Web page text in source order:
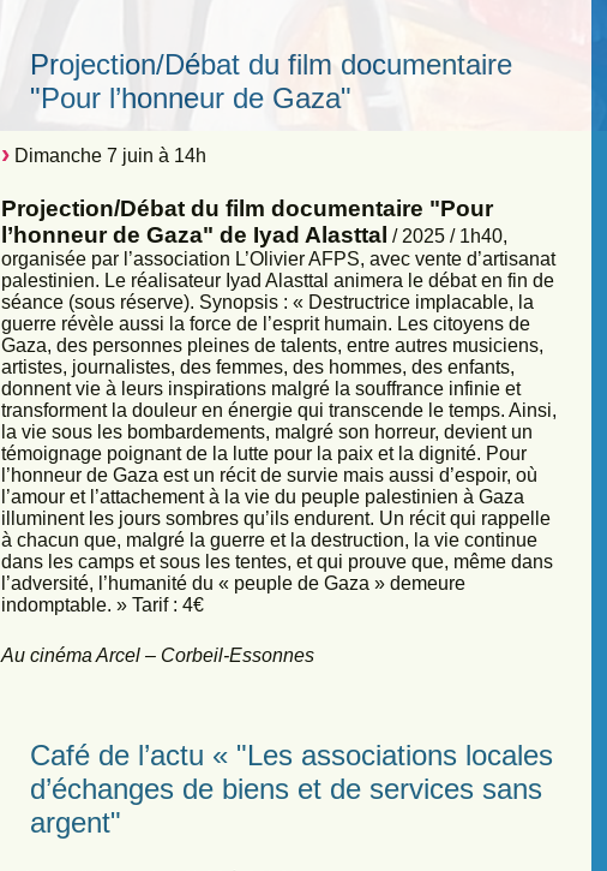
Projection/Débat du film documentaire
"Pour l’honneur de Gaza"
Dimanche 7 juin à 14h
Projection/Débat du film documentaire "Pour
l’honneur de Gaza" de Iyad Alasttal / 2025 / 1h40,
organisée par l’association L’Olivier AFPS, avec vente d’artisanat
palestinien. Le réalisateur Iyad Alasttal animera le débat en fin de
séance (sous réserve). Synopsis : « Destructrice implacable, la
guerre révèle aussi la force de l’esprit humain. Les citoyens de
Gaza, des personnes pleines de talents, entre autres musiciens,
artistes, journalistes, des femmes, des hommes, des enfants,
donnent vie à leurs inspirations malgré la souffrance infinie et
transforment la douleur en énergie qui transcende le temps. Ainsi,
la vie sous les bombardements, malgré son horreur, devient un
témoignage poignant de la lutte pour la paix et la dignité. Pour
l’honneur de Gaza est un récit de survie mais aussi d’espoir, où
l’amour et l’attachement à la vie du peuple palestinien à Gaza
illuminent les jours sombres qu’ils endurent. Un récit qui rappelle
à chacun que, malgré la guerre et la destruction, la vie continue
dans les camps et sous les tentes, et qui prouve que, même dans
l’adversité, l’humanité du « peuple de Gaza » demeure
indomptable. » Tarif : 4€
Au cinéma Arcel – Corbeil-Essonnes
Café de l’actu « "Les associations locales
d’échanges de biens et de services sans
argent"